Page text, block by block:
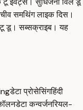
समथिंग लाइक दिस।
टू डू। सब्सक्राइब। यह
डेटा प्रोसेसिंगहिंदी
डेटा कन्वर्जनरियल-